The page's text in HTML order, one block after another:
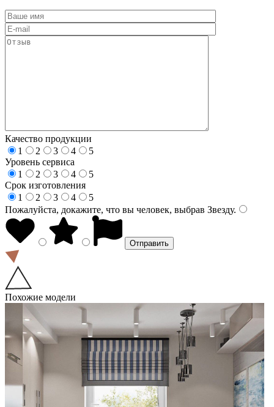
Качество продукции
1
2 3 4
5
Уровень сервиса
1
2 3 4
5
Срок изготовления
1
2 3 4
5
Пожалуйста, докажите, что вы человек, выбрав Звезду.
Похожие модели